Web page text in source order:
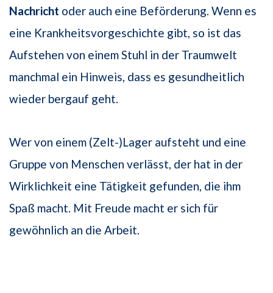
Nachricht oder auch eine Beförderung. Wenn es
eine Krankheitsvorgeschichte gibt, so ist das
Aufstehen von einem Stuhl in der Traumwelt
manchmal ein Hinweis, dass es gesundheitlich
wieder bergauf geht.
Wer von einem (Zelt-)Lager aufsteht und eine
Gruppe von Menschen verlässt, der hat in der
Wirklichkeit eine Tätigkeit gefunden, die ihm
Spaß macht. Mit Freude macht er sich für
gewöhnlich an die Arbeit.